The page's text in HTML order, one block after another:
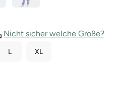
Nicht sicher welche Größe?
L XL